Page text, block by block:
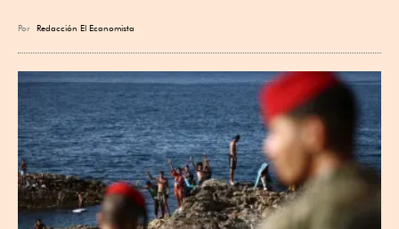
Por Redacción El Economista